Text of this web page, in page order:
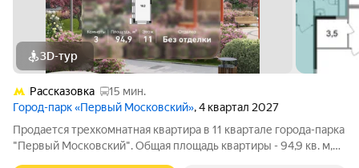
3D-тур
Рассказовка
15 мин.
Город-парк «Первый Московский», 4 квартал 2027
Продается трехкомнатная квартира в 11 квартале города-парка
"Первый Московский". Общая площадь квартиры - 94,9 кв. м,